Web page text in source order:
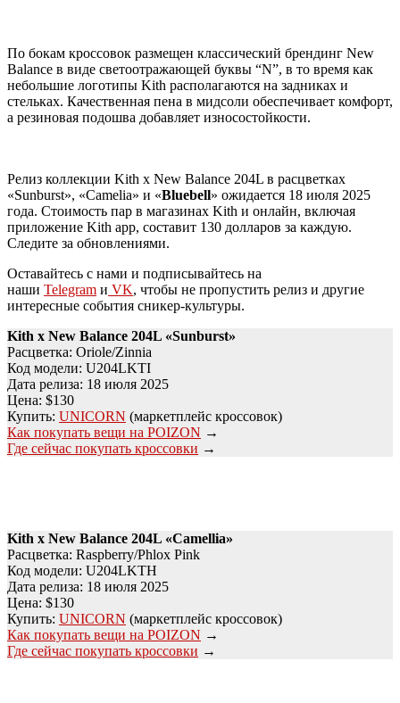
По бокам кроссовок размещен классический брендинг New
Balance в виде светоотражающей буквы “N”, в то время как
небольшие логотипы Kith располагаются на задниках и
стельках. Качественная пена в мидсоли обеспечивает комфорт,
а резиновая подошва добавляет износостойкости.
Релиз коллекции Kith x New Balance 204L в расцветках
«Sunburst», «Camelia» и «Bluebell» ожидается 18 июля 2025
года. Стоимость пар в магазинах Kith и онлайн, включая
приложение Kith app, составит 130 долларов за каждую.
Следите за обновлениями.
Оставайтесь с нами и подписывайтесь на
наши Telegram и VK, чтобы не пропустить релиз и другие
интересные события сникер-культуры.
Kith x New Balance 204L «Sunburst»
Расцветка: Oriole/Zinnia
Код модели: U204LKTI
Дата релиза: 18 июля 2025
Цена: $130
Купить: UNICORN (маркетплейс кроссовок)
Как покупать вещи на POIZON →
Где сейчас покупать кроссовки →
Kith x New Balance 204L «Camellia»
Расцветка: Raspberry/Phlox Pink
Код модели: U204LKTH
Дата релиза: 18 июля 2025
Цена: $130
Купить: UNICORN (маркетплейс кроссовок)
Как покупать вещи на POIZON →
Где сейчас покупать кроссовки →